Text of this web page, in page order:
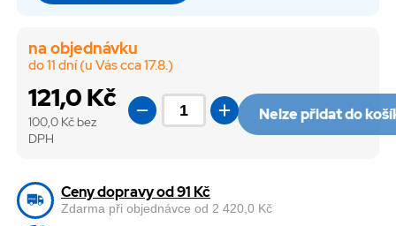
121,0 Kč
100,0 Kč bez
DPH
na objednávku
do 11 dní (u Vás cca 17.8.)
Nelze přidat do
Ceny dopravy od 91 Kč
Zdarma při objednávce od 2 420,0 Kč